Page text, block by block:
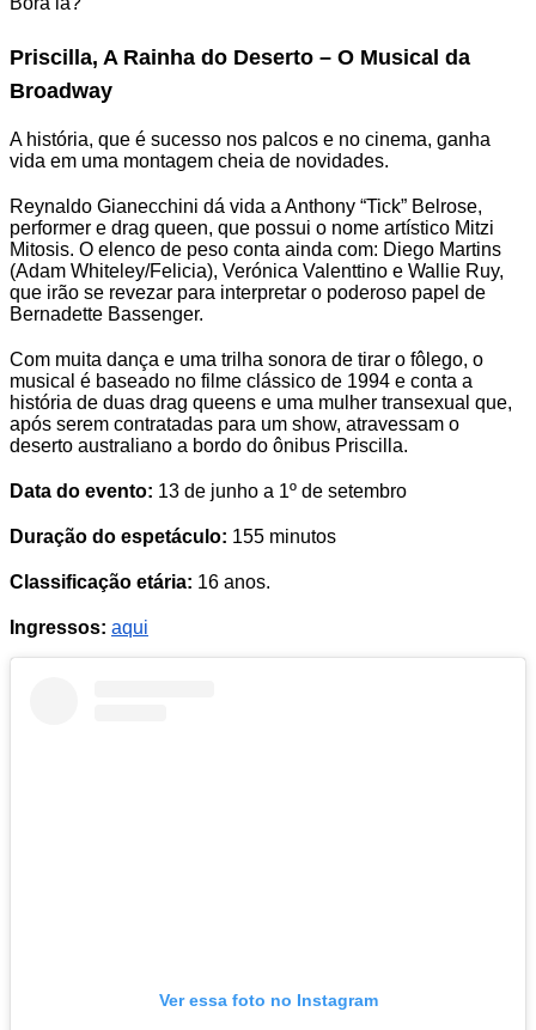
Priscilla, A Rainha do Deserto – O Musical da
Broadway
A história, que é sucesso nos palcos e no cinema, ganha
vida em uma montagem cheia de novidades.
Reynaldo Gianecchini dá vida a Anthony “Tick” Belrose,
performer e drag queen, que possui o nome artístico Mitzi
Mitosis. O elenco de peso conta ainda com: Diego Martins
(Adam Whiteley/Felicia), Verónica Valenttino e Wallie Ruy,
que irão se revezar para interpretar o poderoso papel de
Bernadette Bassenger.
Com muita dança e uma trilha sonora de tirar o fôlego, o
musical é baseado no filme clássico de 1994 e conta a
história de duas drag queens e uma mulher transexual que,
após serem contratadas para um show, atravessam o
deserto australiano a bordo do ônibus Priscilla.
Data do evento: 13 de junho a 1º de setembro
Duração do espetáculo: 155 minutos
Classificação etária: 16 anos.
Ingressos: aqui
Ver essa foto no Instagram